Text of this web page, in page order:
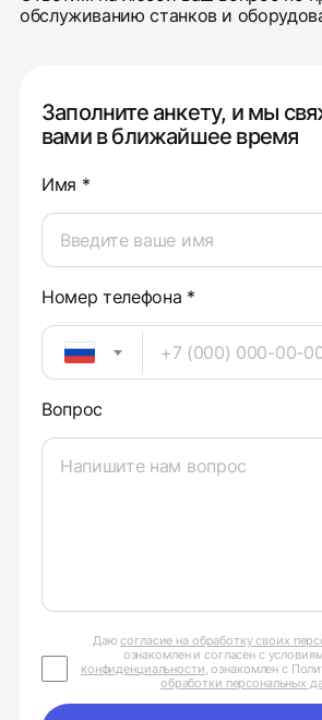
обслуживанию станков и
Заполните анкету, и мы
вами в ближайшее время
Имя *
Номер телефона *
Вопрос
Даюсогласие на обработку своих
ознакомлен и согласен с
конфиденциальности, ознакомлен с
обработки персональных